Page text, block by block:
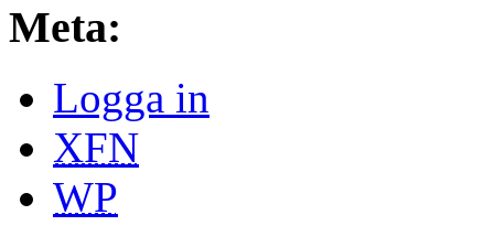
Meta:
Logga in
XFN
WP